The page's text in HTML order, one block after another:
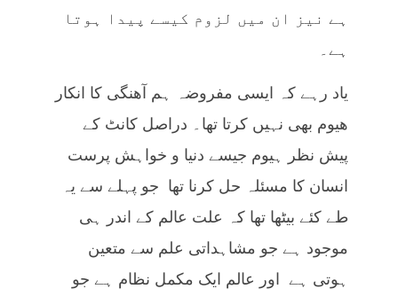
ہے نیز ان میں لزوم کیسے پیدا ہوتا
ہے۔
یاد رہے کہ ایسی مفروضہ ہم آھنگی کا انکار
ھیوم بھی نہیں کرتا تھا۔ دراصل کانٹ کے
پیش نظر ہیوم جیسے دنیا و خواہش پرست
انسان کا مسئلہ حل کرنا تھا جو پہلے سے یہ
طے کئے بیٹھا تھا کہ علت عالم کے اندر ہی
موجود ہے جو مشاہداتی علم سے متعین
ہوتی ہے اور عالم ایک مکمل نظام ہے جو